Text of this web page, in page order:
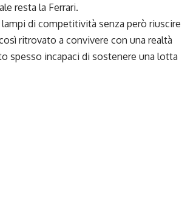
resta la Ferrari.
di competitività senza però riuscire
ritrovato a convivere con una realtà
spesso incapaci di sostenere una lotta